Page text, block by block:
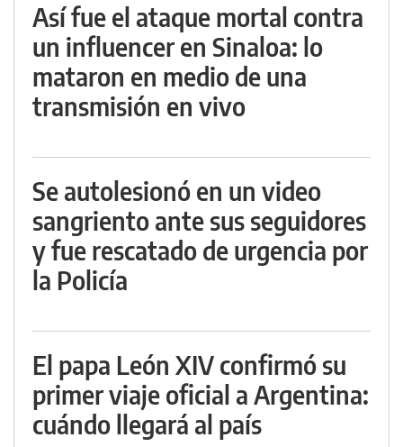
Así fue el ataque mortal contra
un influencer en Sinaloa: lo
mataron en medio de una
transmisión en vivo
Se autolesionó en un video
sangriento ante sus seguidores
y fue rescatado de urgencia por
la Policía
El papa León XIV confirmó su
primer viaje oficial a Argentina:
cuándo llegará al país